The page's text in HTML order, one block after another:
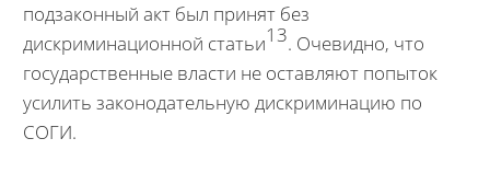
подзаконный акт был принят без
дискриминационной статьи13. Очевидно, что
государственные власти не оставляют попыток
усилить законодательную дискриминацию по
СОГИ.